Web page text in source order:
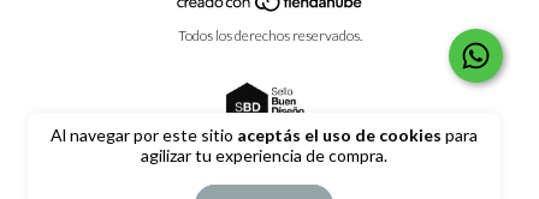
Al navegar por este sitio aceptás el uso de cookies para
agilizar tu experiencia de compra.
Todos los derechos reservados.
Defensa de las y los consumidores. Para reclamos